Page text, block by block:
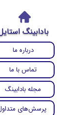
بادابینگ
درباره ما
تماس با ما
مجله بادابینگ
پرسش‌های